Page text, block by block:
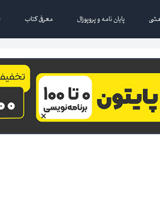
پایان نامه و پروپوزال معرفی کتاب